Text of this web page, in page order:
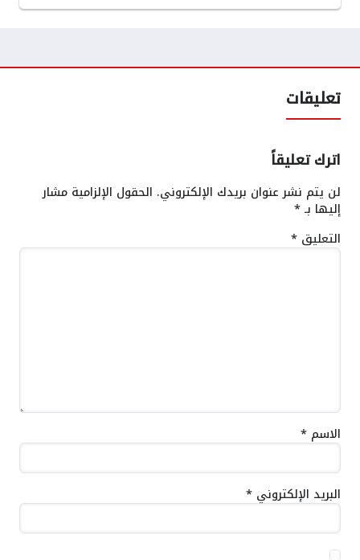
تعليقات
اترك تعليقاً
لن يتم نشر عنوان بريدك الإلكتروني. الحقول الإلزامية مشار
إليها بـ*
التعليق *
الاسم *
البريد الإلكتروني *